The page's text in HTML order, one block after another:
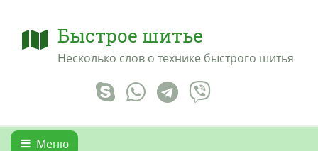
Быстрое шитье
Несколько слов о технике быстрого шитья
Меню